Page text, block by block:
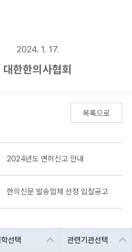
2024. 1. 17.
대한한의사협회
목록으로
2024년도 면허신고 안내
한의신문 발송업체 선정 입찰공고